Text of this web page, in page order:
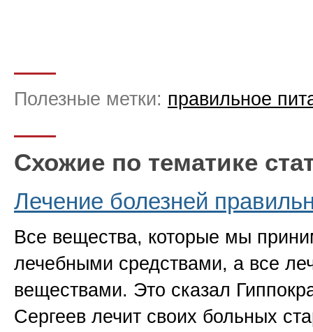
Полезные метки: правильное
Схожие по тематике
Лечение болезней
Все вещества, которые мы
лечебными средствами, а все
веществами. Это сказал
Сергеев лечит своих больных